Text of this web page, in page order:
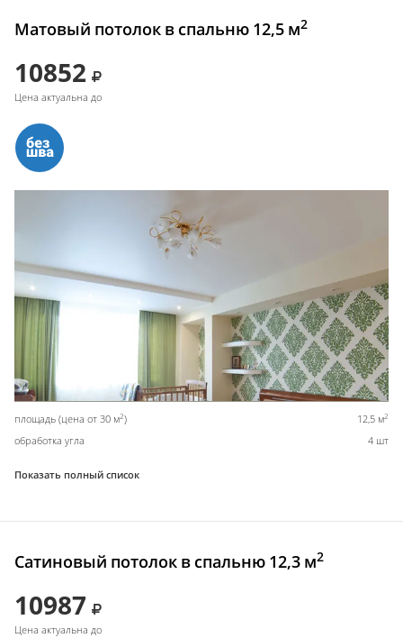
Матовый потолок в спальню 12,5 м2
10852
Цена актуальна до
площадь (цена от 30 м2) 12,5 м2
обработка угла 4 шт
Показать полный список
Сатиновый потолок в спальню 12,3 м2
10987
Цена актуальна до